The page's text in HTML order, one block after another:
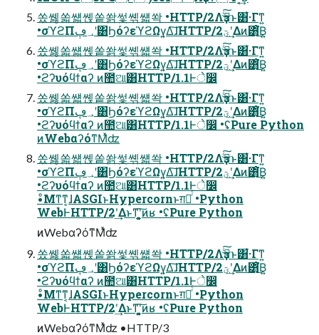
쏬쏋쏣썗쏁쏱쏽썿쎾썗쏵 •HTTP/2Λҙࣝͨ͜͠ͱ͸͋·Γͳ͍
•σϓϩΠ؀ڥʹ͸ϦόʔεϓϩΩγ͍Δ͠ɺHTTP/2ؾʹ͢Δͷ͸ͦ͘͜Β͍
쏬쏋쏣썗쏁쏱쏽썿쎾썗쏵 •HTTP/2Λҙࣝͨ͜͠ͱ͸͋·Γͳ͍
•σϓϩΠ؀ڥʹ͸ϦόʔεϓϩΩγ͍Δ͠ɺHTTP/2ؾʹ͢Δͷ͸ͦ͘͜Β͍
•ϩʔυόϥϯαʔ ͷ಺ଆ͸HTTP/1.1Ͱे෼
쏬쏋쏣썗쏁쏱쏽썿쎾썗쏵 •HTTP/2Λҙࣝͨ͜͠ͱ͸͋·Γͳ͍
•σϓϩΠ؀ڥʹ͸ϦόʔεϓϩΩγ͍Δ͠ɺHTTP/2ؾʹ͢Δͷ͸ͦ͘͜Β͍
•ϩʔυόϥϯαʔ ͷ಺ଆ͸HTTP/1.1Ͱे෼ •ʢPure Python
ͷWebαʔόͳΜͯʣ
쏬쏋쏣썗쏁쏱쏽썿쎾썗쏵 •HTTP/2Λҙࣝͨ͜͠ͱ͸͋·Γͳ͍
•σϓϩΠ؀ڥʹ͸ϦόʔεϓϩΩγ͍Δ͠ɺHTTP/2ؾʹ͢Δͷ͸ͦ͘͜Β͍
•ϩʔυόϥϯαʔ ͷ಺ଆ͸HTTP/1.1Ͱे෼
•ͦΜͳͳ͔ɺASGIͱHypercornͱग़ձͬͨ •Python
WebͰHTTP/2ʹ͢Δͱͳʹ͕͓͍͍͠ͷʁ •ʢPure Python
ͷWebαʔόͳΜͯʣ
쏬쏋쏣썗쏁쏱쏽썿쎾썗쏵 •HTTP/2Λҙࣝͨ͜͠ͱ͸͋·Γͳ͍
•σϓϩΠ؀ڥʹ͸ϦόʔεϓϩΩγ͍Δ͠ɺHTTP/2ؾʹ͢Δͷ͸ͦ͘͜Β͍
•ϩʔυόϥϯαʔ ͷ಺ଆ͸HTTP/1.1Ͱे෼
•ͦΜͳͳ͔ɺASGIͱHypercornͱग़ձͬͨ •Python
WebͰHTTP/2ʹ͢Δͱͳʹ͕͓͍͍͠ͷʁ •ʢPure Python
ͷWebαʔόͳΜͯʣ •HTTP/3